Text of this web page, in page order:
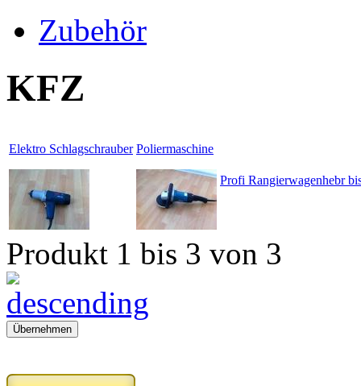
Zubehör
KFZ
Elektro Schlagschrauber Poliermaschine
Profi Rangierwagenhebr
Produkt 1 bis 3 von 3